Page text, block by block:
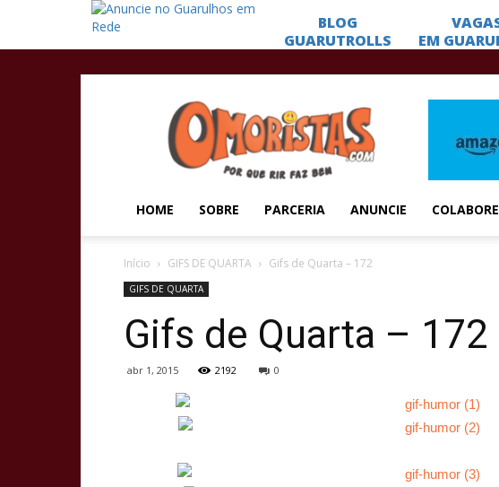
Omoristas
HOME SOBRE PARCERIA ANUNCIE COLABORE
Início GIFS DE QUARTA Gifs de Quarta – 172
GIFS DE QUARTA
Gifs de Quarta – 172
abr 1, 2015 2192 0